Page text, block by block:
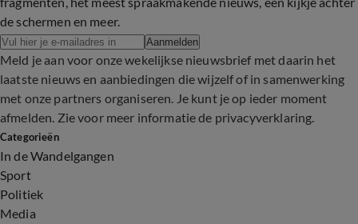
de schermen en meer.
Aanmelden
Meld je aan voor onze wekelijkse nieuwsbrief met daarin het
laatste nieuws en aanbiedingen die wijzelf of in samenwerking
met onze partners organiseren. Je kunt je op ieder moment
afmelden. Zie voor meer informatie de privacyverklaring.
Categorieën
In de Wandelgangen
Sport
Politiek
Media